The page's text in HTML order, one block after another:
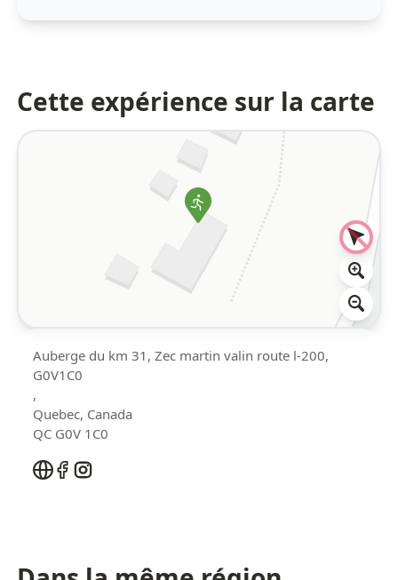
Cette expérience sur la carte
Auberge du km 31, Zec martin valin route l-200,
G0V1C0
,
Quebec, Canada
QC G0V 1C0